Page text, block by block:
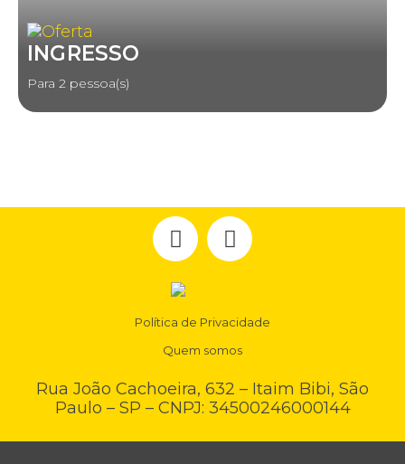
INGRESSO
Para 2 pessoa(s)
Política de Privacidade
Quem somos
Rua João Cachoeira, 632 – Itaim Bibi, São
Paulo – SP – CNPJ: 34500246000144